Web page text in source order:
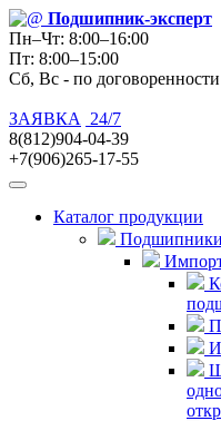
Подшипник-эксперт
Пн–Чт: 8:00–16:00
Пт: 8:00–15:00
Сб, Вс - по договоренности
ЗАЯВКА
24/7
8(812)904-04-39
+7(906)265-17-55
Каталог продукции
Подшипники